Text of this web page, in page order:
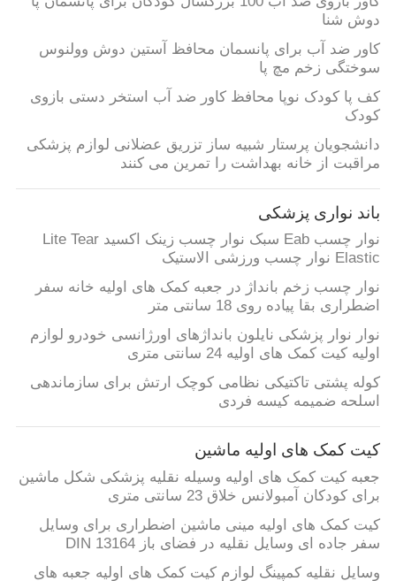
دوش شنا
کاور ضد آب برای پانسمان محافظ آستین دوش وولنوس
سوختگی زخم مچ پا
کف پا کودک نوپا محافظ کاور ضد آب استخر دستی بازوی
کودک
دانشجویان پرستار شبیه ساز تزریق عضلانی لوازم پزشکی
مراقبت از خانه بهداشت را تمرین می کنند
باند نواری پزشکی
نوار چسب Eab سبک نوار چسب زینک اکسید Lite Tear
Elastic نوار چسب ورزشی الاستیک
نوار چسب زخم بانداژ در جعبه کمک های اولیه خانه سفر
اضطراری بقا پیاده روی 18 سانتی متر
نوار نوار پزشکی نایلون بانداژهای اورژانسی خودرو لوازم
اولیه کیت کمک های اولیه 24 سانتی متری
کوله پشتی تاکتیکی نظامی کوچک ارتش برای سازماندهی
اسلحه ضمیمه کیسه فردی
کیت کمک های اولیه ماشین
جعبه کیت کمک های اولیه وسیله نقلیه پزشکی شکل ماشین
برای کودکان آمبولانس خلاق 23 سانتی متری
کیت کمک های اولیه مینی ماشین اضطراری برای وسایل
سفر جاده ای وسایل نقلیه در فضای باز DIN 13164
وسایل نقلیه کمپینگ لوازم کیت کمک های اولیه جعبه های